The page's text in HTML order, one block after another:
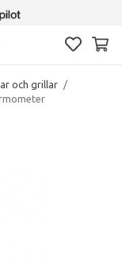
och grillar /